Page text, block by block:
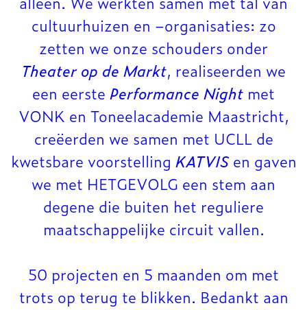
cultuurhuizen en –organisaties: zo
zetten we onze schouders onder
Theater op de Markt, realiseerden we
een eerste Performance Night met
VONK en Toneelacademie Maastricht,
creëerden we samen met UCLL de
kwetsbare voorstelling KATVIS en gaven
we met HETGEVOLG een stem aan
degene die buiten het reguliere
maatschappelijke circuit vallen.
50 projecten en 5 maanden om met
trots op terug te blikken. Bedankt aan